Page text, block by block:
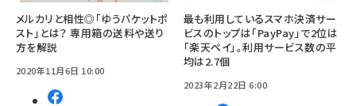
メルカリと相性◎「ゆうパケットポ
スト」とは？ 専用箱の送料や送り
方を解説
2020年11月6日 10:00
最も利用しているスマホ決済サー
ビスのトップは「PayPay」で2位は
「楽天ペイ」。利用サービス数の平
均は2.7個
2023年2月22日 6:00